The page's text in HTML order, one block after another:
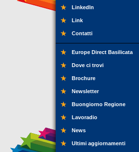
LinkedIn
Link
Contatti
Europe Direct Basilicata
Dove ci trovi
Brochure
Newsletter
Buongiorno Regione
Lavoradio
News
Ultimi aggiornamenti